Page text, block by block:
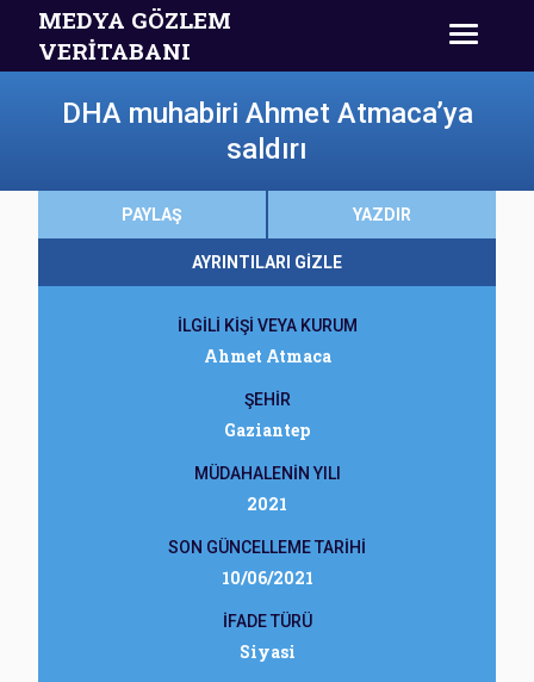
MEDYA GÖZLEM
VERİTABANI
DHA muhabiri Ahmet Atmaca’ya
saldırı
PAYLAŞ YAZDIR
AYRINTILARI GİZLE
İLGİLİ KİŞİ VEYA KURUM
Ahmet Atmaca
ŞEHİR
Gaziantep
MÜDAHALENİN YILI
2021
SON GÜNCELLEME TARİHİ
10/06/2021
İFADE TÜRÜ
Siyasi